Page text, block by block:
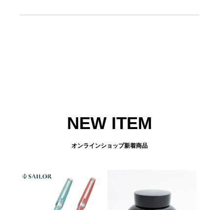
NEW ITEM
オンラインショップ新着商品